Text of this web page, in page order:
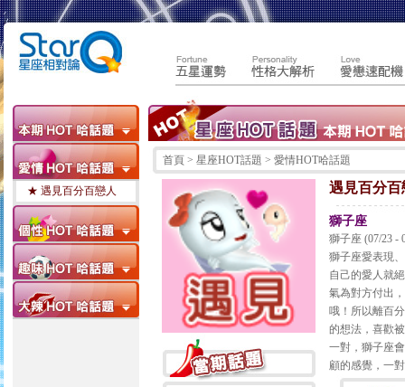
首頁 > 星座HOT話題 > 愛情HOT哈話題
遇見百分百
獅子座
獅子座 (07/23 -
獅子座愛表現
自己的愛人就
氣為對方付出
哦！所以離百
的想法，喜歡
一對，獅子座
顧的感覺，一
★ 遇見百分百戀人